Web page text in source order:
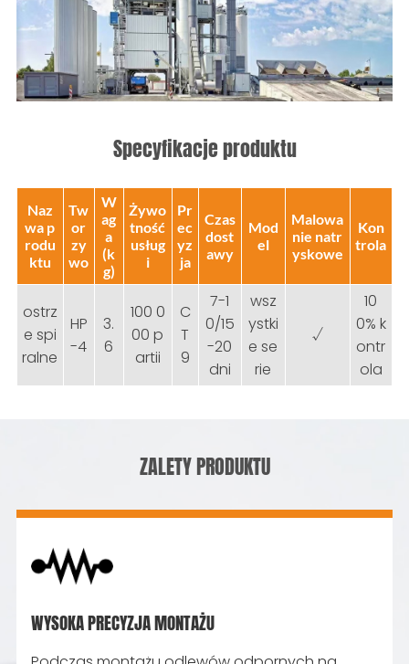
Specyfikacje produktu
Naz
wa p
rodu
ktu
Tw
or
zy
wo
W
ag
a
(k
g)
Żywo
tność
usług
i
Pr
ec
yz
ja
Czas
dost
awy
Mod
el
Malowa
nie natr
yskowe
Kon
trola
ostrz
e spi
ralne
HP
-4
3.
6
100 0
00 p
artii
C
T
9
7-1
0/15
-20
dni
wsz
ystki
e se
rie
√
10
0% k
ontr
ola
ZALETY PRODUKTU
WYSOKA PRECYZJA MONTAŻU